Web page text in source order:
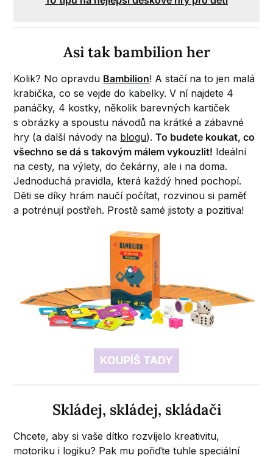
Asi tak bambilion her
Kolik? No opravdu Bambilion! A stačí na to jen malá
krabička, co se vejde do kabelky. V ní najdete 4
panáčky, 4 kostky, několik barevných kartiček
s obrázky a spoustu návodů na krátké a zábavné
hry (a další návody na blogu).To budete koukat, co
všechno se dá s takovým málem vykouzlit! Ideální
na cesty, na výlety, do čekárny, ale i na doma.
Jednoduchá pravidla, která každý hned pochopí.
Děti se díky hrám naučí počítat, rozvinou si paměť
a potrénují postřeh. Prostě samé jistoty a pozitiva!
KOUPÍŠ TADY
Skládej, skládej, skládači
Chcete, aby si vaše dítko rozvíjelo kreativitu,
motoriku i logiku? Pak mu pořiďte tuhle speciální